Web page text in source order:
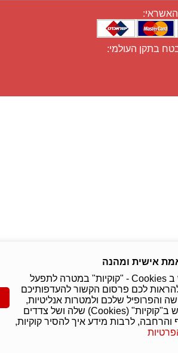
אישית ומהנה
האתר עושה שימוש ב Cookies - "קוקיות" במטרה לתפעל
לכם פרסום הקשור להעדפותיכם
והפרופיל שלכם ולמטרות אנליטיות,
החברה עושה שימוש ב"קוקיות" (Cookies) שלה ושל צדדים
והרחבה, לרבות מידע איך להסיר קוקיות,
בתקן העולמי: